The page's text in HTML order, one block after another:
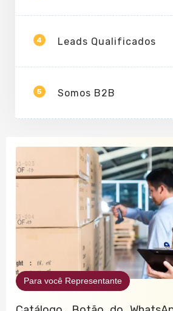
4 Leads Qualificados
5 Somos B2B
Para você Representante